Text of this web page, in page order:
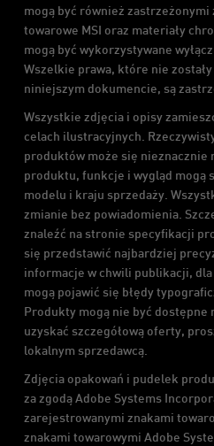
mogą być również
towarowe MSI oraz materiały
mogą być wykorzystywane
Wszelkie prawa, które nie
niniejszym dokumencie, są
Wszystkie zdjęcia i opisy
celach ilustracyjnych.
produktów może się nieznacznie
produktu, funkcje i wygląd mogą
modelu i kraju sprzedaży.
zmianie bez powiadomienia.
znaleźć na stronie specyfikacji
się przedstawić najbardziej
informacje w chwili publikacji,
mogą pojawić się błędy
Produkty mogą nie być dostępne
uzyskać szczegółową oferty,
lokalnym sprzedawcą.
Zdjęcia opakowań i pudelek
za zgodą Adobe Systems
zarejestrowanymi znakami
znakami towarowymi Adobe